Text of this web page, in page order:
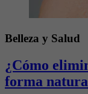
Belleza y Salud
¿Cómo
forma